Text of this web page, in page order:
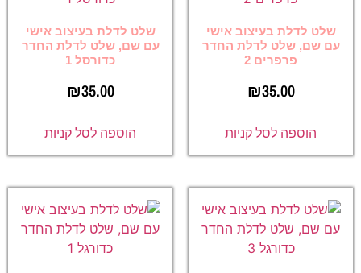
שלט לדלת בעיצוב אישי
עם שם, שלט לדלת החדר
פרפרים 2
₪35.00
הוספה לסל קניות
שלט לדלת בעיצוב אישי
עם שם, שלט לדלת החדר
כדורסל 1
₪35.00
הוספה לסל קניות